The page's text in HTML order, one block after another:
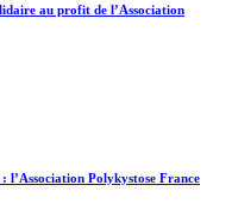
au profit de l’Association
l’Association Polykystose France